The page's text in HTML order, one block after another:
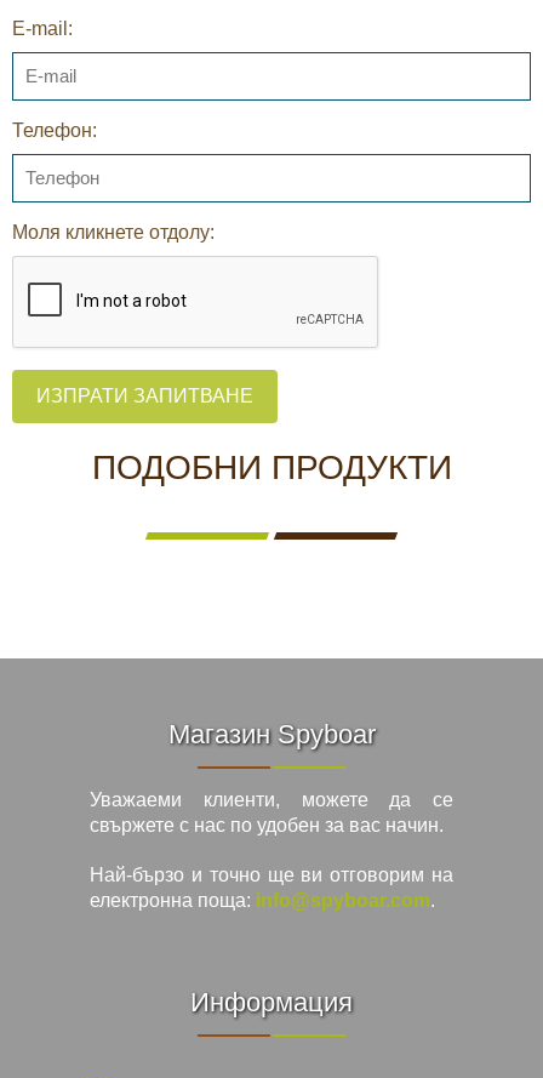
E-mail:
Телефон:
Моля кликнете отдолу:
ИЗПРАТИ ЗАПИТВАНЕ
ПОДОБНИ ПРОДУКТИ
Магазин Spyboar
Уважаеми клиенти, можете да се
свържете с нас по удобен за вас начин.
Най-бързо и точно ще ви отговорим на
електронна поща: info@spyboar.com.
Информация